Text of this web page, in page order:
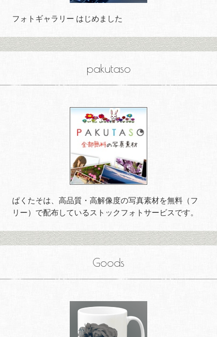
フォトギャラリー はじめました
pakutaso
ぱくたそは、高品質・高解像度の写真素材を無料（フ
リー）で配布しているストックフォトサービスです。
Goods